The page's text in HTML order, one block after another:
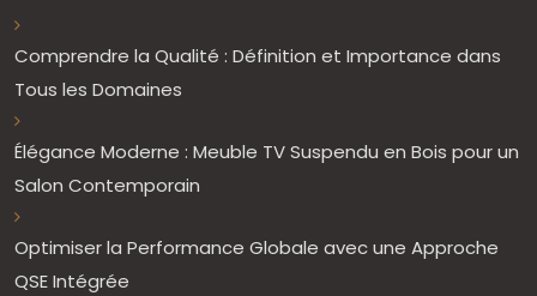
Comprendre la Qualité : Définition et Importance dans
Tous les Domaines
Élégance Moderne : Meuble TV Suspendu en Bois pour un
Salon Contemporain
Optimiser la Performance Globale avec une Approche
QSE Intégrée